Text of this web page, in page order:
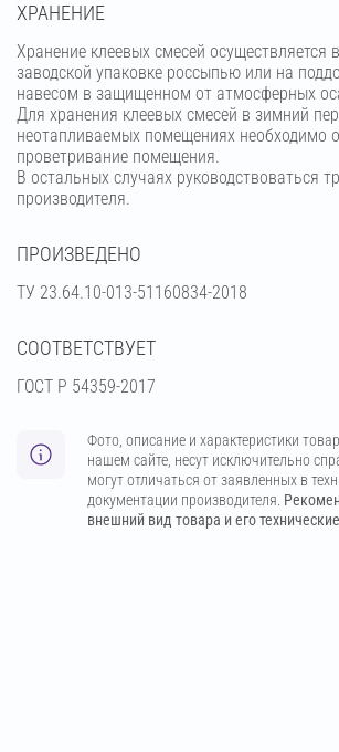
ХРАНЕНИЕ
Хранение клеевых смесей осуществляется
заводской упаковке россыпью или на
навесом в защищенном от атмосферных
Для хранения клеевых смесей в зимний
неотапливаемых помещениях необходимо
проветривание помещения.
В остальных случаях руководствоваться
производителя.
ПРОИЗВЕДЕНО
ТУ 23.64.10-013-51160834-2018
СООТВЕТСТВУЕТ
ГОСТ Р 54359-2017
Фото, описание и характеристики
нашем сайте, несут исключительно
могут отличаться от заявленных в
документации производителя.
внешний вид товара и его